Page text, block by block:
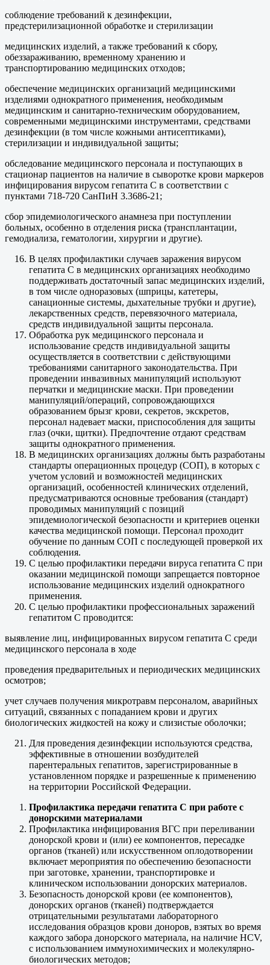
соблюдение требований к дезинфекции,
предстерилизационной обработке и стерилизации
медицинских изделий, а также требований к сбору,
обеззараживанию, временному хранению и
транспортированию медицинских отходов;
обеспечение медицинских организаций медицинскими
изделиями однократного применения, необходимым
медицинским и санитарно-техническим оборудованием,
современными медицинскими инструментами, средствами
дезинфекции (в том числе кожными антисептиками),
стерилизации и индивидуальной защиты;
обследование медицинского персонала и поступающих в
стационар пациентов на наличие в сыворотке крови маркеров
инфицирования вирусом гепатита С в соответствии с
пунктами 718-720 СанПиН 3.3686-21;
сбор эпидемиологического анамнеза при поступлении
больных, особенно в отделения риска (трансплантации,
гемодиализа, гематологии, хирургии и другие).
В целях профилактики случаев заражения вирусом
гепатита С в медицинских организациях необходимо
поддерживать достаточный запас медицинских изделий,
в том числе одноразовых (шприцы, катетеры,
санационные системы, дыхательные трубки и другие),
лекарственных средств, перевязочного материала,
средств индивидуальной защиты персонала.
Обработка рук медицинского персонала и
использование средств индивидуальной защиты
осуществляется в соответствии с действующими
требованиями санитарного законодательства. При
проведении инвазивных манипуляций используют
перчатки и медицинские маски. При проведении
манипуляций/операций, сопровождающихся
образованием брызг крови, секретов, экскретов,
персонал надевает маски, приспособления для защиты
глаз (очки, щитки). Предпочтение отдают средствам
защиты однократного применения.
В медицинских организациях должны быть разработаны
стандарты операционных процедур (СОП), в которых с
учетом условий и возможностей медицинских
организаций, особенностей клинических отделений,
предусматриваются основные требования (стандарт)
проводимых манипуляций с позиций
эпидемиологической безопасности и критериев оценки
качества медицинской помощи. Персонал проходит
обучение по данным СОП с последующей проверкой их
соблюдения.
С целью профилактики передачи вируса гепатита С при
оказании медицинской помощи запрещается повторное
использование медицинских изделий однократного
применения.
С целью профилактики профессиональных заражений
гепатитом С проводится:
выявление лиц, инфицированных вирусом гепатита С среди
медицинского персонала в ходе
проведения предварительных и периодических медицинских
осмотров;
учет случаев получения микротравм персоналом, аварийных
ситуаций, связанных с попаданием крови и других
биологических жидкостей на кожу и слизистые оболочки;
Для проведения дезинфекции используются средства,
эффективные в отношении возбудителей
парентеральных гепатитов, зарегистрированные в
установленном порядке и разрешенные к применению
на территории Российской Федерации.
Профилактика передачи гепатита С при работе с
донорскими материалами
Профилактика инфицирования ВГC при переливании
донорской крови и (или) ее компонентов, пересадке
органов (тканей) или искусственном оплодотворении
включает мероприятия по обеспечению безопасности
при заготовке, хранении, транспортировке и
клиническом использовании донорских материалов.
Безопасность донорской крови (ее компонентов),
донорских органов (тканей) подтверждается
отрицательными результатами лабораторного
исследования образцов крови доноров, взятых во время
каждого забора донорского материала, на наличие HCV,
с использованием иммунохимических и молекулярно-
биологических методов;